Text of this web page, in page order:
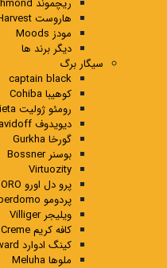
ریچموند Richmond
هاروست Harvest
مودز Moods
دیگر برند ها
سیگار برگ
captain black
کوهیبا Cohiba
رومئو ژولیت Romeo y Julieta
دیویدوف Davidoff
گورخا Gurkha
بوسنر Bossner
Virtuozity
پرو دل اورو PURO DEL ORO
پردومو perdomo
ویلیجر Villiger
کافه کریم Cafe Creme
کینگ ادوارد King Edward
ملوها Meluha